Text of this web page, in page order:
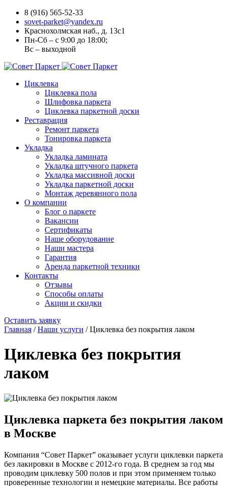
8 (916) 565-52-33
sovet-parket@yandex.ru
Краснохолмская наб., д. 13с1
Пн-Сб – с 9:00 до 18:00;
Вс – выходной
Циклевка
Циклевка пола
Шлифовка паркета
Циклевка паркетной доски
Реставрация
Ремонт паркета
Тонировка паркета
Укладка
Укладка ламината
Укладка штучного паркета
Укладка массивной доски
Укладка паркетной доски
Монтаж деревянного пола
О компании
Блог о паркете
Вакансии
Сертификаты
Наше оборудование
Наши мастера
Гарантия
Аренда паркетной техники
Контакты
Отзывы
Способы оплаты
Акции и скидки
Оставить заявку
Главная /Наши услуги /Циклевка без покрытия лаком
Циклевка без покрытия
лаком
Циклевка паркета без покрытия лаком
в Москве
Компания “Совет Паркет” оказывает услуги циклевки паркета
без лакировки в Москве с 2012-го года. В среднем за год мы
проводим циклевку 500 полов и при этом применяем только
проверенные технологии и немецкие материалы. Все работы